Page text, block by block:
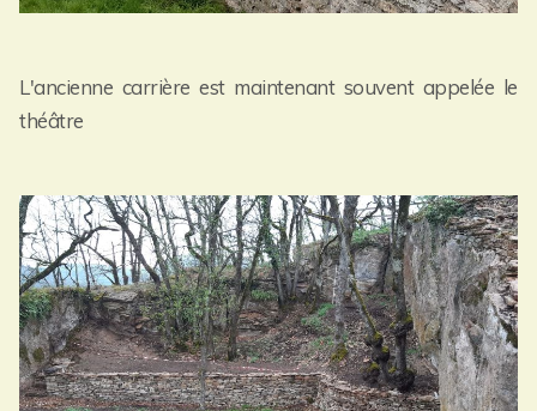
L'ancienne carrière est maintenant souvent appelée le
théâtre